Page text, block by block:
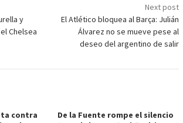
y
Chelsea
Next post
El Atlético bloquea al Barça: Julián
Álvarez no se mueve pese al
deseo del argentino de salir
contra
De la Fuente rompe el silencio